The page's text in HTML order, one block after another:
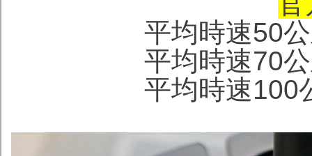
平均時速50
平均時速70
平均時速100